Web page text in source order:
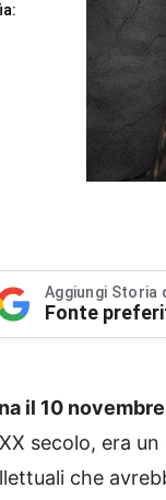
Aggiungi Storia
Fonte
il 10 novembre
secolo, era
che